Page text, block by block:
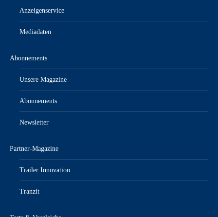
Anzeigenservice
Mediadaten
Abonnements
Unsere Magazine
Abonnements
Newsletter
Partner-Magazine
Trailer Innovation
Tranzit